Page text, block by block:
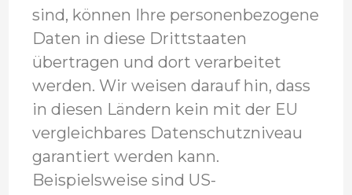
sind, können Ihre personenbezogene
Daten in diese Drittstaaten
übertragen und dort verarbeitet
werden. Wir weisen darauf hin, dass
in diesen Ländern kein mit der EU
vergleichbares Datenschutzniveau
garantiert werden kann.
Beispielsweise sind US-